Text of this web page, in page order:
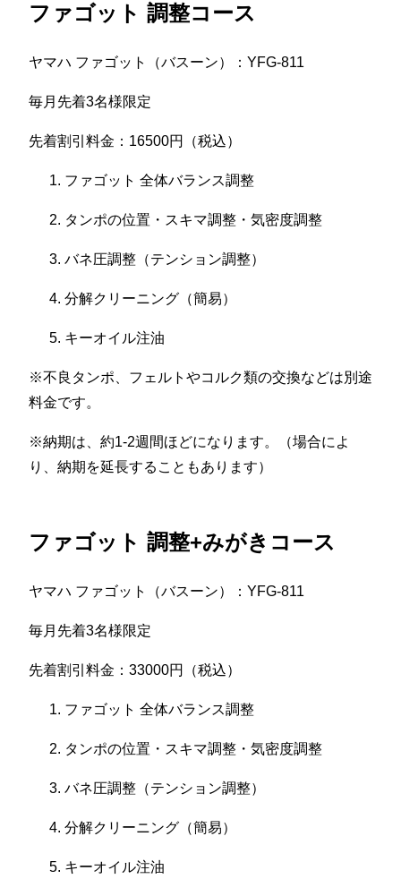
ファゴット 調整コース
ヤマハ ファゴット（バスーン）：YFG-811
毎月先着3名様限定
先着割引料金：16500円（税込）
ファゴット 全体バランス調整
タンポの位置・スキマ調整・気密度調整
バネ圧調整（テンション調整）
分解クリーニング（簡易）
キーオイル注油
※不良タンポ、フェルトやコルク類の交換などは別途
料金です。
※納期は、約1-2週間ほどになります。（場合によ
り、納期を延長することもあります）
ファゴット 調整+みがきコース
ヤマハ ファゴット（バスーン）：YFG-811
毎月先着3名様限定
先着割引料金：33000円（税込）
ファゴット 全体バランス調整
タンポの位置・スキマ調整・気密度調整
バネ圧調整（テンション調整）
分解クリーニング（簡易）
キーオイル注油